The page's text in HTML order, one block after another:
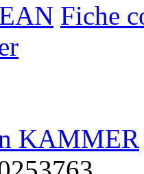
Fiche
KAMMER